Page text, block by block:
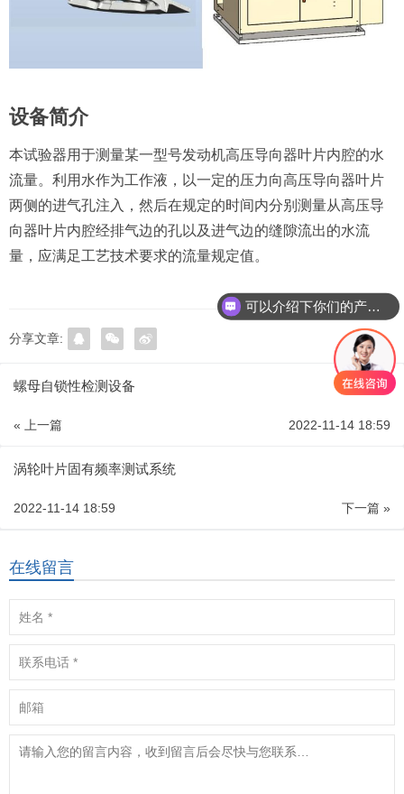
设备简介
本试验器用于测量某一型号发动机高压导向器叶片内腔的水
流量。利用水作为工作液，以一定的压力向高压导向器叶片
两侧的进气孔注入，然后在规定的时间内分别测量从高压导
向器叶片内腔经排气边的孔以及进气边的缝隙流出的水流
量，应满足工艺技术要求的流量规定值。
分享文章:
螺母自锁性检测设备
« 上一篇 2022-11-14 18:59
涡轮叶片固有频率测试系统
下一篇 »
2022-11-14 18:59
在线留言
可以介绍下你们的产品么